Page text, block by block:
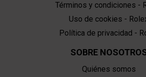
Términos y condiciones -
Uso de cookies -
Política de privacidad -
SOBRE
Quiénes somos